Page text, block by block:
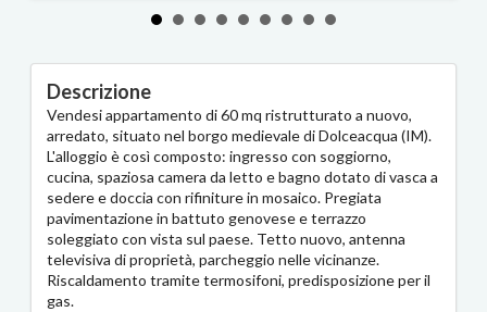
Descrizione
Vendesi appartamento di 60 mq ristrutturato a nuovo,
arredato, situato nel borgo medievale di Dolceacqua (IM).
L'alloggio è così composto: ingresso con soggiorno,
cucina, spaziosa camera da letto e bagno dotato di vasca a
sedere e doccia con rifiniture in mosaico. Pregiata
pavimentazione in battuto genovese e terrazzo
soleggiato con vista sul paese. Tetto nuovo, antenna
televisiva di proprietà, parcheggio nelle vicinanze.
Riscaldamento tramite termosifoni, predisposizione per il
gas.